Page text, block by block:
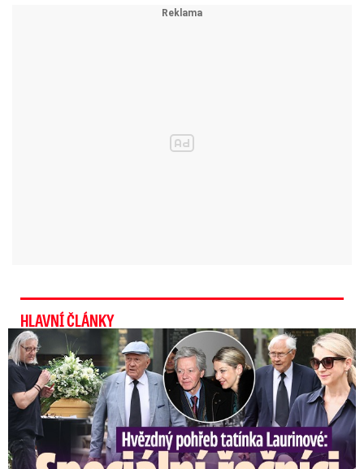
odpoledne podle mluvčí sjízdné s opatrností.
bude silný vítr s nárazy o rychlosti 70 kilometrů v
hodině, na horách až 90 kilometrů v hodině.
Počasí o víkendu: Sníh, déšť i vichr,
teploty až 7 °C. Sledujte radar
Blesku
HLAVNÍ ČLÁNKY
Speciální řečníci nad rakví Laurina: Rozbrečeli i dceru